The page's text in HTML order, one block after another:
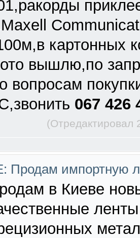
картонных
вышлю,по
вопросам
067 426
Продам импортную
в Киеве